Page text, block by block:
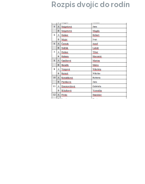
Rozpis dvojíc do rodín